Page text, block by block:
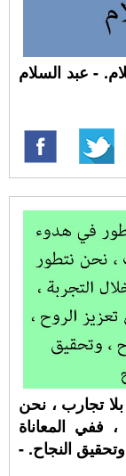
- عبد السلام
تجارب ، نحن
ففي المعاناة
النجاح. -